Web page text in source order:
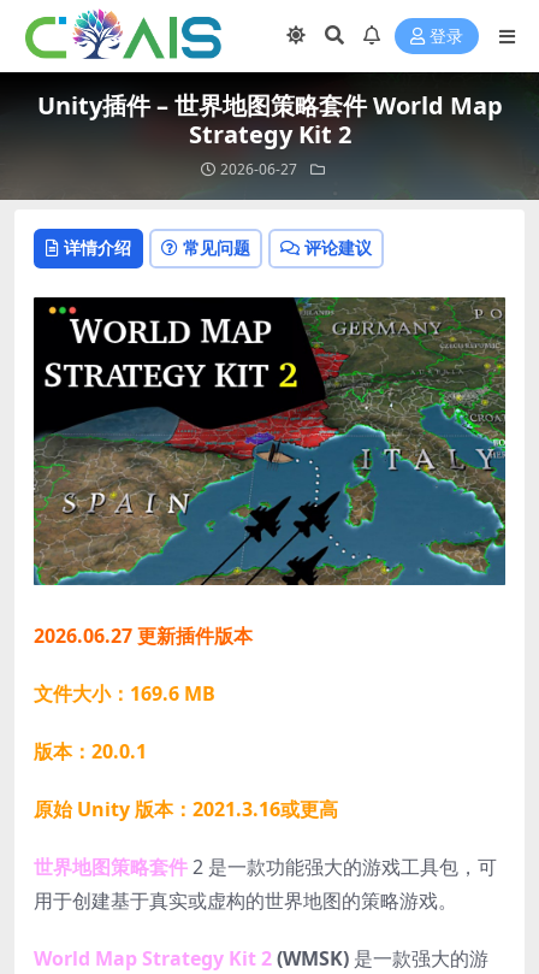
登录
Unity插件 – 世界地图策略套件 World Map
Strategy Kit 2
2026-06-27
详情介绍 常见问题 评论建议
2026.06.27 更新插件版本
文件大小：169.6 MB
版本：20.0.1
原始 Unity 版本：2021.3.16或更高
世界地图策略套件2 是一款功能强大的游戏工具包，可
用于创建基于真实或虚构的世界地图的策略游戏。
World Map Strategy Kit 2(WMSK) 是一款强大的游